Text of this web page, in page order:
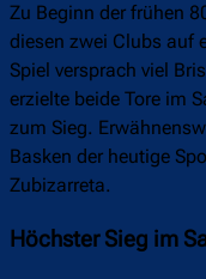
Zu Beginn der frühen
diesen zwei Clubs auf
Spiel versprach viel
erzielte beide Tore im
zum Sieg.
Basken der heutige
Zubizarreta.
Höchster Sieg im